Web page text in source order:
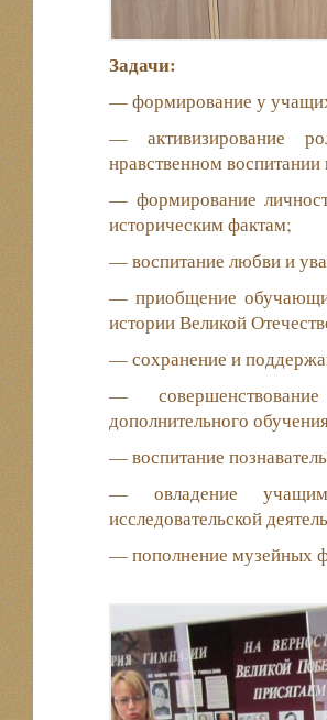
Задачи:
— формирование у
— активизирование
нравственном
— формирование
историческим фактам;
— воспитание любви и
— приобщение
истории Великой
— сохранение и
—
дополнительного
— воспитание
— овладение
исследовательской
— пополнение музейных